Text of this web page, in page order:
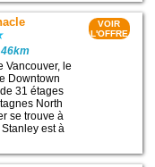
46km
Vancouver, le
Downtown
31 étages
North
se trouve à
est à
VOIR
L'OFFRE